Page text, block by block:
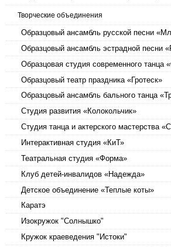
Творческие объединения
Образцовый ансамбль русской песни
Образцовый ансамбль эстрадной песни
Образцовая студия современного танца
Образцовый театр праздника «Гротеск»
Образцовый ансамбль бального танца
Студия развития «Колокольчик»
Студия танца и актерского мастерства
Интерактивная студия «КиТ»
Театральная студия «Форма»
Клуб детей-инвалидов «Надежда»
Детское объединение «Теплые коты»
Каратэ
Изокружок "Солнышко"
Кружок краеведения "Истоки"